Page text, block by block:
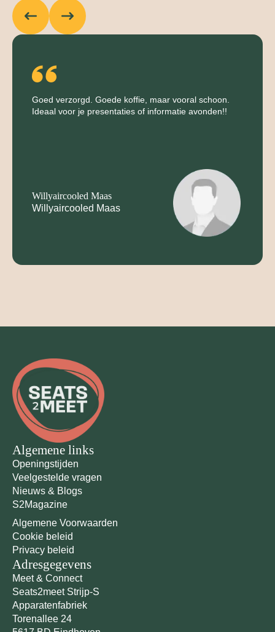
Goed verzorgd. Goede koffie, maar vooral schoon.
Ideaal voor je presentaties of informatie avonden!!
Willyaircooled Maas
Willyaircooled Maas
Algemene links
Openingstijden
Veelgestelde vragen
Nieuws & Blogs
S2Magazine
Algemene Voorwaarden
Cookie beleid
Privacy beleid
Adresgegevens
Meet & Connect
Seats2meet Strijp-S
Apparatenfabriek
Torenallee 24